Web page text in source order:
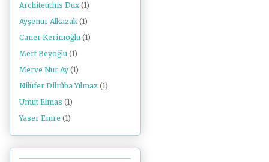
Architeuthis Dux (1)
Ayşenur Alkazak (1)
Caner Kerimoğlu (1)
Mert Beyoğlu (1)
Merve Nur Ay (1)
Nilüfer Dilrûba Yılmaz (1)
Umut Elmas (1)
Yaser Emre (1)